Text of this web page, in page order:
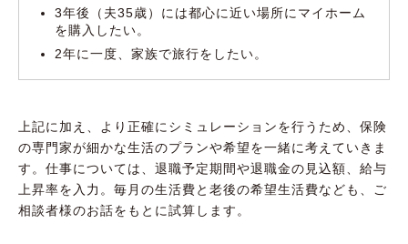
3年後（夫35歳）には都心に近い場所にマイホーム
を購入したい。
2年に一度、家族で旅行をしたい。
上記に加え、より正確にシミュレーションを行うため、保険
の専門家が細かな生活のプランや希望を一緒に考えていきま
す。仕事については、退職予定期間や退職金の見込額、給与
上昇率を入力。毎月の生活費と老後の希望生活費なども、ご
相談者様のお話をもとに試算します。